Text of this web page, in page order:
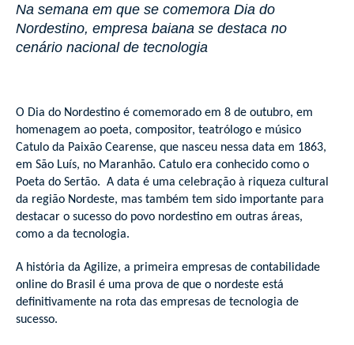
Na semana em que se comemora Dia do
Nordestino, empresa baiana se destaca no
cenário nacional de tecnologia
O Dia do Nordestino é comemorado em 8 de outubro, em
homenagem ao poeta, compositor, teatrólogo e músico
Catulo da Paixão Cearense, que nasceu nessa data em 1863,
em São Luís, no Maranhão. Catulo era conhecido como o
Poeta do Sertão. A data é uma celebração à riqueza cultural
da região Nordeste, mas também tem sido importante para
destacar o sucesso do povo nordestino em outras áreas,
como a da tecnologia.
A história da Agilize, a primeira empresas de contabilidade
online do Brasil é uma prova de que o nordeste está
definitivamente na rota das empresas de tecnologia de
sucesso.